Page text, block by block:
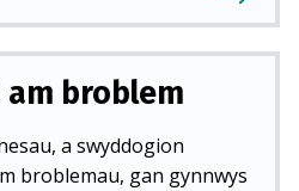
am broblem
a swyddogion
broblemau, gan gynnwys